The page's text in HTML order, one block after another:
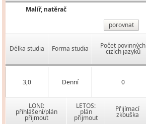
Malíř, natěrač
porovnat
Délka studia Forma studia Počet povinných
cizích jazyků
3,0 Denní 0
LONI:
přihlášení/plán
přijmout
LETOS:
plán
přijmout
Přijímací
zkouška